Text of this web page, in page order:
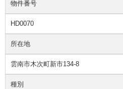
物件番号
HD0070
所在地
雲南市木次町新市134-8
種別